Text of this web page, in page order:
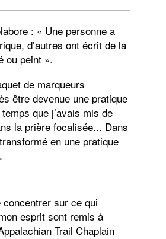
: « Une personne a
d’autres ont écrit de la
ou peint ».
de marqueurs
être devenue une pratique
que j’avais mis de
la prière focalisée... Dans
en une pratique
sur ce qui
esprit sont remis à
Trail Chaplain